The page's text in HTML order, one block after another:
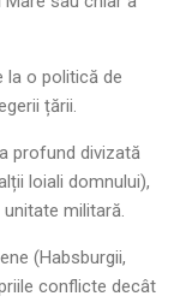
la o politică de
țării.
profund divizată
loiali domnului),
militară.
(Habsburgii,
conflicte decât